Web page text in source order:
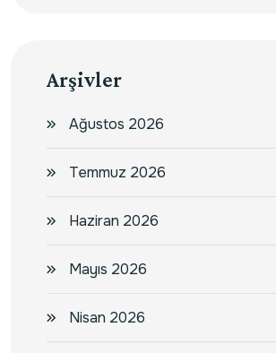
Arşivler
Ağustos 2026
Temmuz 2026
Haziran 2026
Mayıs 2026
Nisan 2026